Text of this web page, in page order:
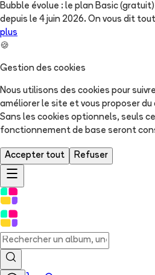
Bubble évolue : le plan Basic
depuis le 4 juin 2026. On vous dit
plus
🍪
Gestion des cookies
Nous utilisons des cookies pour
améliorer le site et vous proposer
Sans les cookies optionnels, seuls
fonctionnement de base seront
Accepter tout Refuser